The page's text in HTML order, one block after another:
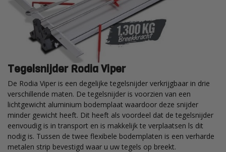
Tegelsnijder Rodia Viper
De Rodia Viper is een degelijke tegelsnijder verkrijgbaar in drie
verschillende maten. De tegelsnijder is voorzien van een
lichtgewicht aluminium bodemplaat waardoor deze snijder
minder gewicht heeft. Dit heeft als voordeel dat de tegelsnijder
eenvoudig is in transport en is makkelijk te verplaatsen ls dit
nodig is. Tussen de twee flexibele bodemplaten is een verharde
metalen strip bevestigd waar u uw tegels op breekt.